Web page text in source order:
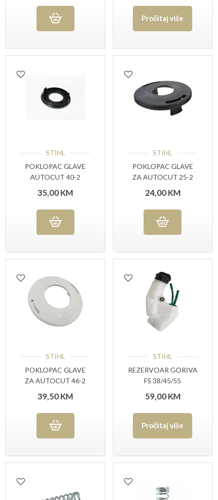
Pročitaj više
STIHL
POKLOPAC GLAVE
AUTOCUT 40-2
35,00KM
STIHL
POKLOPAC GLAVE
ZA AUTOCUT 25-2
24,00KM
STIHL
POKLOPAC GLAVE
ZA AUTOCUT 46-2
39,50KM
STIHL
REZERVOAR GORIVA
FS 38/45/55
59,00KM
Pročitaj više